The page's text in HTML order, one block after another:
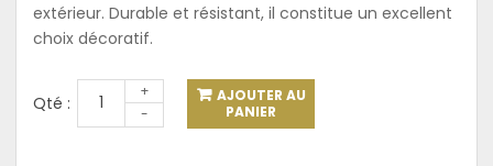
extérieur. Durable et résistant, il constitue un excellent
choix décoratif.
Qté :
+
-
AJOUTER AU
PANIER